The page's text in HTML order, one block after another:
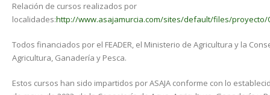
Relación de cursos realizados por
localidades:http://www.asajamurcia.com/sites/default/files/proyecto/
Todos financiados por el FEADER, el Ministerio de Agricultura y la
Agricultura, Ganadería y Pesca.
Estos cursos han sido impartidos por ASAJA conforme con lo